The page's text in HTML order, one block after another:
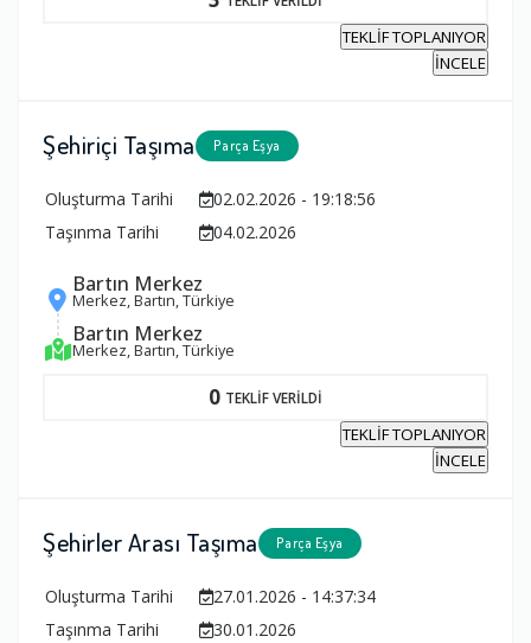
TEKLİF TOPLANIYOR
İNCELE
Şehiriçi Taşıma Parça Eşya
Oluşturma Tarihi
02.02.2026 - 19:18:56
Taşınma Tarihi
04.02.2026
Bartın Merkez
Merkez, Bartın, Türkiye
Bartın Merkez
Merkez, Bartın, Türkiye
0 TEKLİF VERİLDİ
TEKLİF TOPLANIYOR
İNCELE
Şehirler Arası Taşıma Parça Eşya
Oluşturma Tarihi
27.01.2026 - 14:37:34
Taşınma Tarihi
30.01.2026